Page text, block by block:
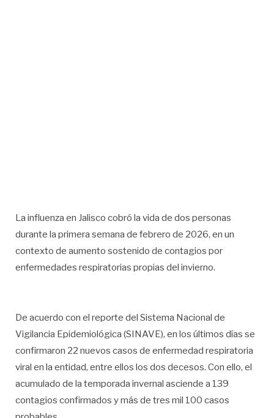
La influenza en Jalisco cobró la vida de dos personas
durante la primera semana de febrero de 2026, en un
contexto de aumento sostenido de contagios por
enfermedades respiratorias propias del invierno.
De acuerdo con el reporte del Sistema Nacional de
Vigilancia Epidemiológica (SINAVE), en los últimos días se
confirmaron 22 nuevos casos de enfermedad respiratoria
viral en la entidad, entre ellos los dos decesos. Con ello, el
acumulado de la temporada invernal asciende a 139
contagios confirmados y más de tres mil 100 casos